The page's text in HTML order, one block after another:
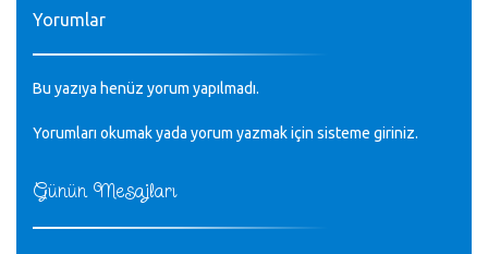
Günün Mesajları
Yorumlar
Bu yazıya henüz yorum yapılmadı.
Yorumları okumak yada yorum yazmak için sisteme giriniz.